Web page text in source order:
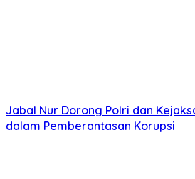
Jabal Nur Dorong Polri dan
dalam Pemberantasan Korupsi